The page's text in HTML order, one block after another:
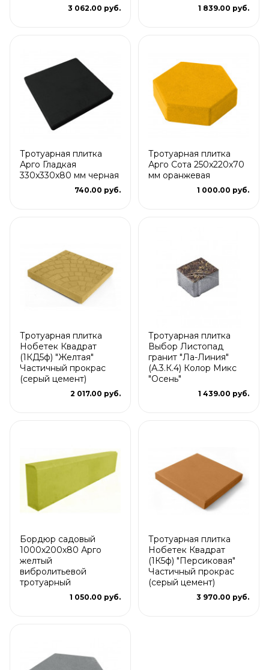
3 062.00 руб. 1 839.00 руб.
Тротуарная плитка
Арго Гладкая
330x330x80 мм черная
740.00 руб.
Тротуарная плитка
Арго Сота 250x220x70
мм оранжевая
1 000.00 руб.
Тротуарная плитка
Нобетек Квадрат
(1КД5ф) "Желтая"
Частичный прокрас
(серый цемент)
2 017.00 руб.
Тротуарная плитка
Выбор Листопад
гранит "Ла-Линия"
(А.3.К.4) Колор Микс
"Осень"
1 439.00 руб.
Бордюр садовый
1000х200х80 Арго
желтый
вибролитьевой
тротуарный
1 050.00 руб.
Тротуарная плитка
Нобетек Квадрат
(1К5ф) "Персиковая"
Частичный прокрас
(серый цемент)
3 970.00 руб.